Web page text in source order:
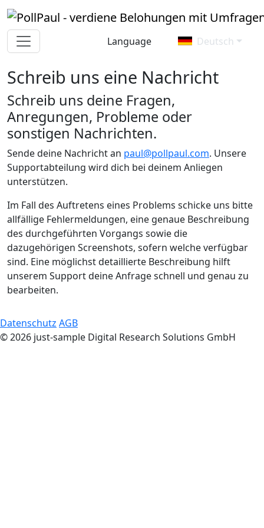
Language Deutsch
Schreib uns eine Nachricht
Schreib uns deine Fragen,
Anregungen, Probleme oder
sonstigen Nachrichten.
Sende deine Nachricht an paul@pollpaul.com. Unsere
Supportabteilung wird dich bei deinem Anliegen
unterstützen.
Im Fall des Auftretens eines Problems schicke uns bitte
allfällige Fehlermeldungen, eine genaue Beschreibung
des durchgeführten Vorgangs sowie die
dazugehörigen Screenshots, sofern welche verfügbar
sind. Eine möglichst detaillierte Beschreibung hilft
unserem Support deine Anfrage schnell und genau zu
bearbeiten.
Datenschutz AGB
© 2026 just-sample Digital Research Solutions GmbH